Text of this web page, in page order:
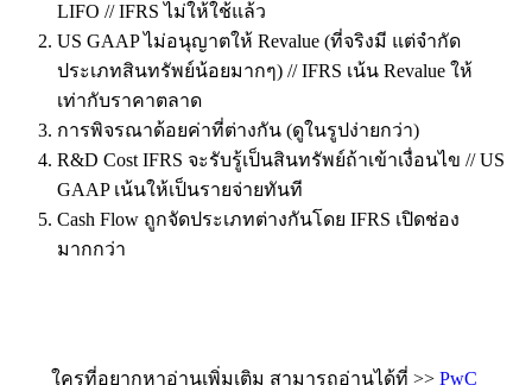
LIFO // IFRS ไม่ให้ใช้แล้ว
US GAAP ไม่อนุญาตให้ Revalue (ที่จริงมี แต่จำกัด
ประเภทสินทรัพย์น้อยมากๆ) // IFRS เน้น Revalue ให้
เท่ากับราคาตลาด
การพิจรณาด้อยค่าที่ต่างกัน (ดูในรูปง่ายกว่า)
R&D Cost IFRS จะรับรู้เป็นสินทรัพย์ถ้าเข้าเงื่อนไข // US
GAAP เน้นให้เป็นรายจ่ายทันที
Cash Flow ถูกจัดประเภทต่างกันโดย IFRS เปิดช่อง
มากกว่า
ใครที่อยากหาอ่านเพิ่มเติม สามารถอ่านได้ที่ >>PwC